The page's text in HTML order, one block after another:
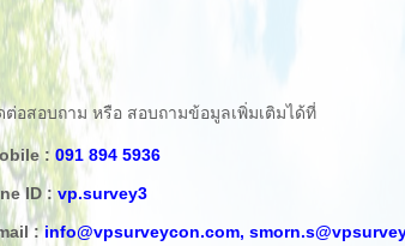
ต่อสอบถาม หรือ สอบถามข้อมูลเพิ่มเติมได้ที่
: 091 894 5936
ID : vp.survey3
: info@vpsurveycon.com,